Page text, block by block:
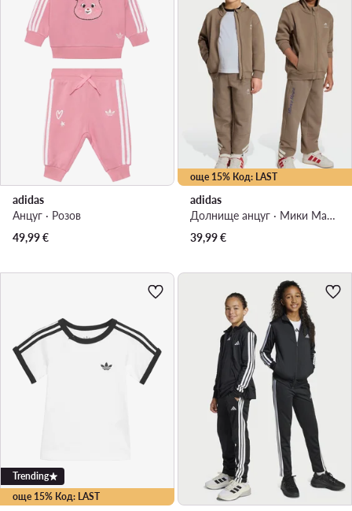
adidas
Анцуг · Розов
49,99€
още 15% Код: LAST
adidas
Долнище анцуг · Мики Маус · Бежов
39,99€
още 15% Код: LAST
Trending